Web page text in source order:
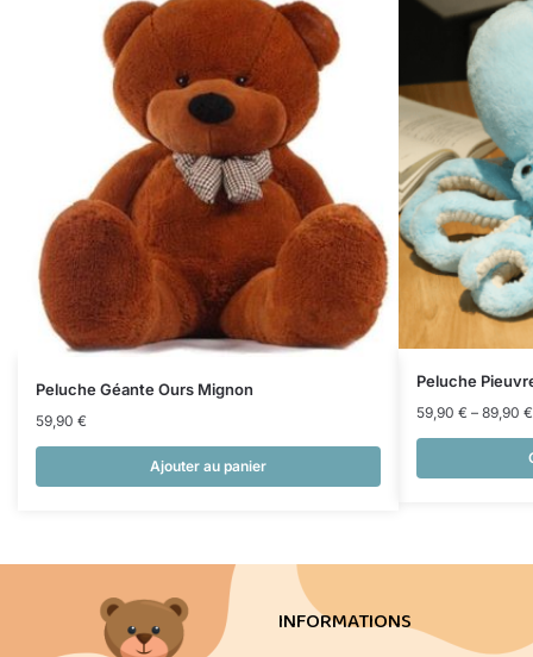
Peluche Géante Ours Mignon
59,90 €
Ajouter au panier
Peluche
59,90 € – 89,90 €
INFORMATIONS